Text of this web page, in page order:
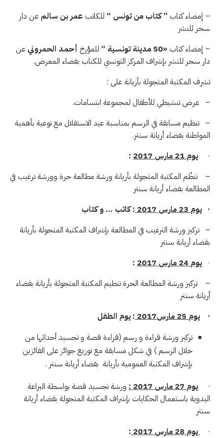
– إمضاء كتاب ”كتاب من تونس “ للكاتب عمربن سالم عن دار
سحر للنشر
– إمضاء كتاب «50 مدينة تونسية “ للمؤرخ أحمد الحمروني عن
دار سحر للنشر بإشراف المركز التونسي للكتاب بفضاء المعرض.
تشرف المكتبة المتجولة بأريانة على :
– عرض تنشيطي للأطفال لمجموعة ابتسامات.
– تنظيم مسابقة في الرسم بمناسبة عيد الاستقلال مع توعية بأهمية
المواطنة بفضاء أريانة سنتر.
· يوم21 مارس2017
:
– تنظّم المكتبة المتجولة بأريانة ورشة مطالعة حرة وورشة ترغيب في
المطالعة بفضاء أريانة سنتر
· يوم23 مارس2017
:كاتب … و كتاب
– تركيز ورشة الترغيب في المطالعة بإشراف المكتبة المتجولة بأريانة
بفضاء أريانة سنتر
· يوم24 مارس2017
:
– تركيز ورشة المطالعة الحرة تنظيم المكتبة المتجولة بأريانة بفضاء
أريانة سنتر
·
يوم25 مارس2017
: يوم الطفل
تركيز ورشة قراءة و رسم (قراءة قصة و تجسيد أحداثها من
خلال الرسم ) في شكل مسابقة مع توزيع جوائز على الفائزين
بإشراف المكتبة العمومية بأريانة بفضاء أريانة سنتر .
· يوم27 مارس2017 :
ورشة تجسيد قصة بواسطة البراعة
اليدوية باستعمال الحكايات بإشراف المكتبة المتجولة بفضاء أريانة
سنتر
·
يوم28 مارس2017
: